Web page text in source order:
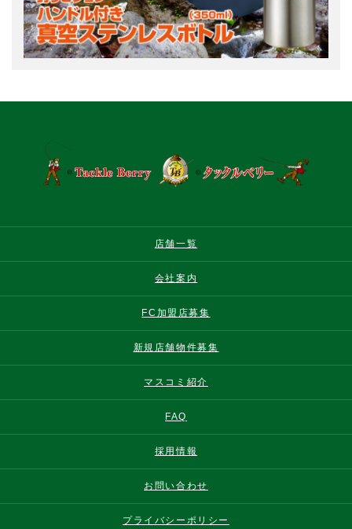
店舗一覧
会社案内
FC加盟店募集
新規店舗物件募集
マスコミ紹介
FAQ
採用情報
お問い合わせ
プライバシーポリシー